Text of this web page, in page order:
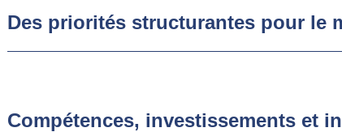
Des priorités structurantes pour le
Compétences, investissements et